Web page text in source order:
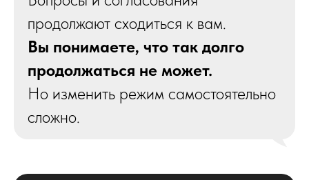
продолжают сходиться к вам.
Вы понимаете, что так долго
продолжаться не может.
Но изменить режим самостоятельно
сложно.